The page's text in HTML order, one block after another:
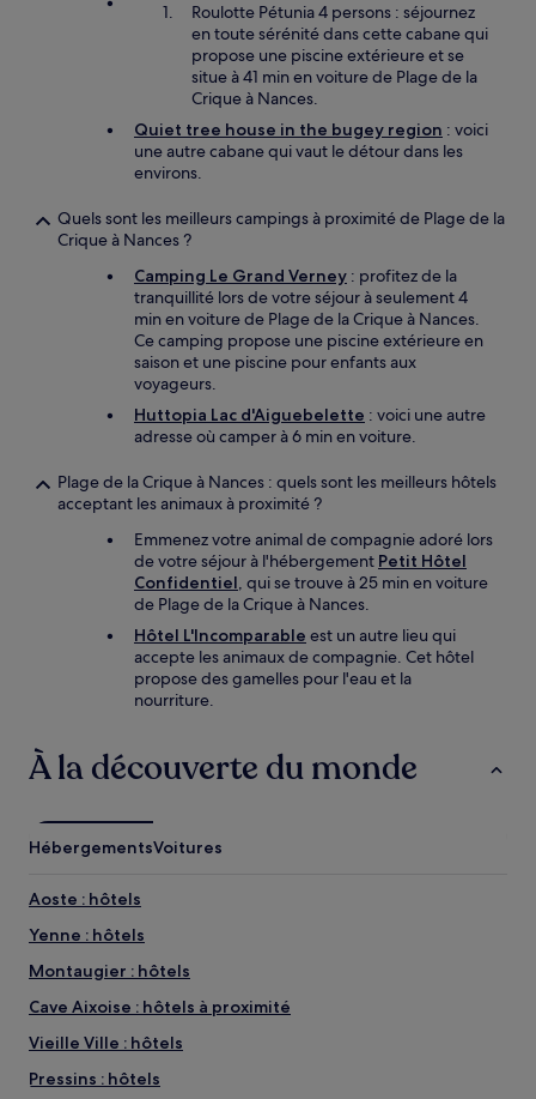
Roulotte Pétunia 4 persons : séjournez
en toute sérénité dans cette cabane qui
propose une piscine extérieure et se
situe à 41 min en voiture de Plage de la
Crique à Nances.
Quiet tree house in the bugey region : voici
une autre cabane qui vaut le détour dans les
environs.
Quels sont les meilleurs campings à proximité de Plage de la
Crique à Nances ?
Camping Le Grand Verney : profitez de la
tranquillité lors de votre séjour à seulement 4
min en voiture de Plage de la Crique à Nances.
Ce camping propose une piscine extérieure en
saison et une piscine pour enfants aux
voyageurs.
Huttopia Lac d'Aiguebelette : voici une autre
adresse où camper à 6 min en voiture.
Plage de la Crique à Nances : quels sont les meilleurs hôtels
acceptant les animaux à proximité ?
Emmenez votre animal de compagnie adoré lors
de votre séjour à l'hébergement Petit Hôtel
Confidentiel, qui se trouve à 25 min en voiture
de Plage de la Crique à Nances.
Hôtel L'Incomparable est un autre lieu qui
accepte les animaux de compagnie. Cet hôtel
propose des gamelles pour l'eau et la
nourriture.
À la découverte du monde
HébergementsVoitures
Aoste : hôtels
Yenne : hôtels
Montaugier : hôtels
Cave Aixoise : hôtels à proximité
Vieille Ville : hôtels
Pressins : hôtels